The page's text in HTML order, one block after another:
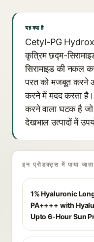
यह क्या है
Cetyl-PG
कृत्रिम छद्म-
सिरामाइड की नकल
परत को मजबूत करने
करने में मदद करता
करने वाला घटक है जो
देखभाल उत्पादों में
इन प्रोडक्ट्स में पाया
1% Hyaluronic
PA++++ with
Upto 6-Hour Sun